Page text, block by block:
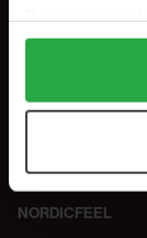
Genom att
alla cookies,
användningen
samt vår
NORDICFEEL